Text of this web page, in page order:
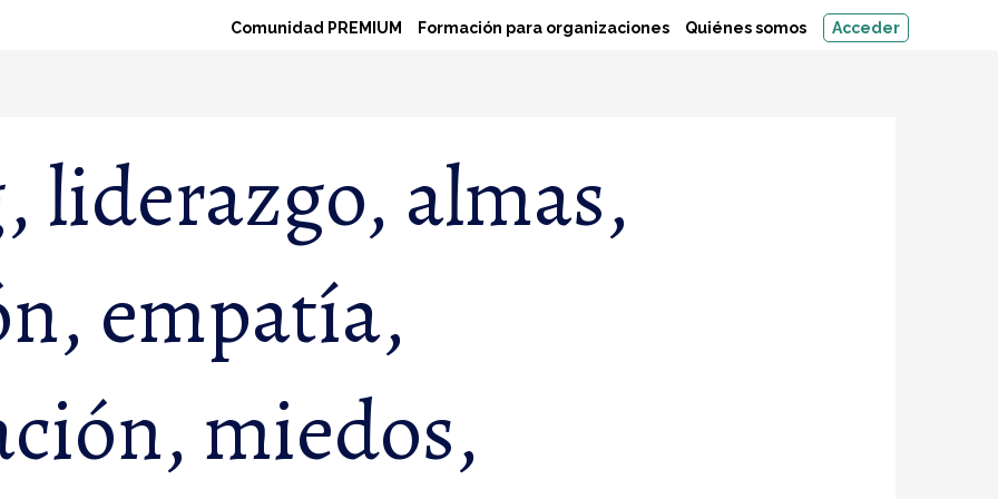
Comunidad PREMIUM Formación para organizaciones Quiénes somos Acceder
liderazgo, almas,
empatía,
miedos,